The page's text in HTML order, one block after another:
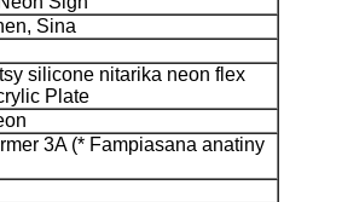
Sina
silicone nitarika neon flex
Plate
3A (* Fampiasana anatiny